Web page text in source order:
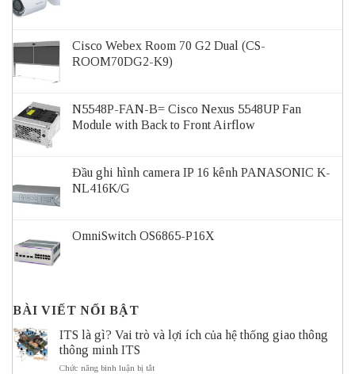
Cisco Webex Room 70 G2 Dual (CS-
ROOM70DG2-K9)
N5548P-FAN-B= Cisco Nexus 5548UP Fan
Module with Back to Front Airflow
Đầu ghi hình camera IP 16 kênh PANASONIC K-
NL416K/G
OmniSwitch OS6865-P16X
BÀI VIẾT NỔI BẬT
ITS là gì? Vai trò và lợi ích của hệ thống giao thông
thông minh ITS
Chức năng bình luận bị tắtở